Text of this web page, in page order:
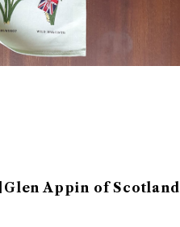
ー】Glen Appin of Scotland